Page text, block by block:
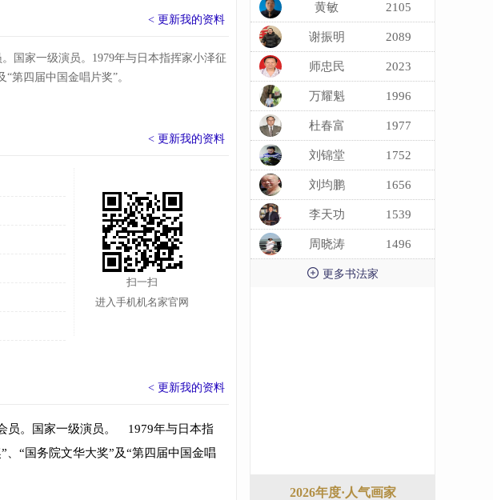
< 更新我的资料
国家一级演员。1979年与日本指挥家小泽征
第四届中国金唱片奖”。
< 更新我的资料
扫一扫
进入手机机名家官网
< 更新我的资料
员。国家一级演员。 1979年与日本指
“国务院文华大奖”及“第四届中国金唱
黄敏 2105
​谢振明 2089
师忠民 2023
万耀魁 1996
杜春富 1977
刘锦堂 1752
刘均鹏 1656
李天功 1539
周晓涛 1496
 更多书法家
2026年度·人气画家